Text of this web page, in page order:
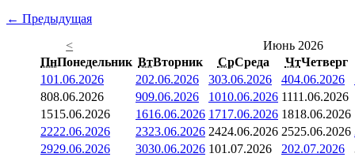
← Предыдущая
<
Июнь 2026
ПнПонедельник ВтВторник СрСреда ЧтЧетверг
101.06.2026 202.06.2026 303.06.2026 404.06.2026
808.06.2026 909.06.2026 1010.06.2026 1111.06.2026
1515.06.2026 1616.06.2026 1717.06.2026 1818.06.2026
2222.06.2026 2323.06.2026 2424.06.2026 2525.06.2026
2929.06.2026 3030.06.2026 101.07.2026 202.07.2026